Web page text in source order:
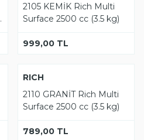
2105 KEMİK Rich Multi
Surface 2500 cc (3.5 kg)
999,00 TL
Tükendi
YENI
RICH
2110 GRANİT Rich Multi
Surface 2500 cc (3.5 kg)
789,00 TL